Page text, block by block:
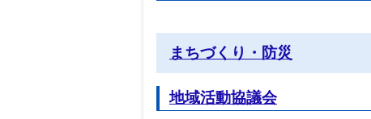
まちづくり・防災
地域活動協議会